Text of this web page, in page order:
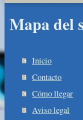
Mapa del
Inicio
Contacto
Cómo llegar
Aviso legal